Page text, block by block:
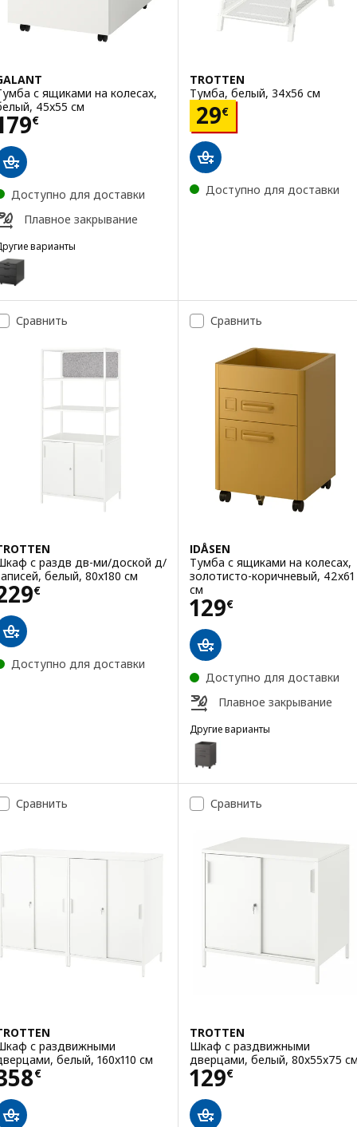
с ящиками на колесах,
45x55 см
€ 179€
Доступно для доставки
Плавное закрывание
варианты
GALANT, Тумба с ящиками на колесах, ясеневый шпон/
TROTTEN
Тумба, белый, 34x56 см
29€
Цена 29€
Доступно для доставки
Сравнить
с раздв дв-ми/доской д/
белый, 80x180 см
€ 229€
Доступно для доставки
Сравнить
IDÅSEN
Тумба с ящиками на колесах,
золотисто-коричневый, 42x61
см
129€
Цена 129€
Доступно для доставки
Плавное закрывание
Другие варианты
IDÅSEN
Вариант: IDÅSEN, Тумба с
Сравнить
с раздвижными
белый, 160x110 см
€ 358€
Сравнить
TROTTEN
Шкаф с раздвижными
дверцами, белый, 80x55x75
129€
Цена 129€